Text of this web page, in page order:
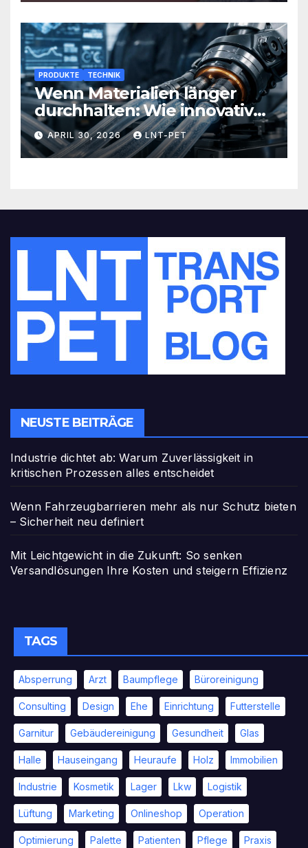
PRODUKTE TECHNIK
Wenn Materialien länger
durchhalten: Wie innovative
Werkstoffe Ihre Abläufe
revolutionieren
APRIL 30, 2026 LNT-PET
NEUSTE BEITRÄGE
Industrie dichtet ab: Warum Zuverlässigkeit in
kritischen Prozessen alles entscheidet
Wenn Fahrzeugbarrieren mehr als nur Schutz bieten
– Sicherheit neu definiert
Mit Leichtgewicht in die Zukunft: So senken
Versandlösungen Ihre Kosten und steigern Effizienz
TAGS
Absperrung Arzt Baumpflege Büroreinigung
Consulting Design Ehe Einrichtung Futterstelle
Garnitur Gebäudereinigung Gesundheit Glas
Halle Hauseingang Heuraufe Holz Immobilien
Industrie Kosmetik Lager Lkw Logistik
Lüftung Marketing Onlineshop Operation
Optimierung Palette Patienten Pflege Praxis